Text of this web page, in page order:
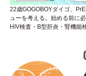
22歳GOGOBOYダイゴ、
ューを考える。始める前に
HIV検査・B型肝炎・腎機能
生に聞けばイイ！（Vol.25）